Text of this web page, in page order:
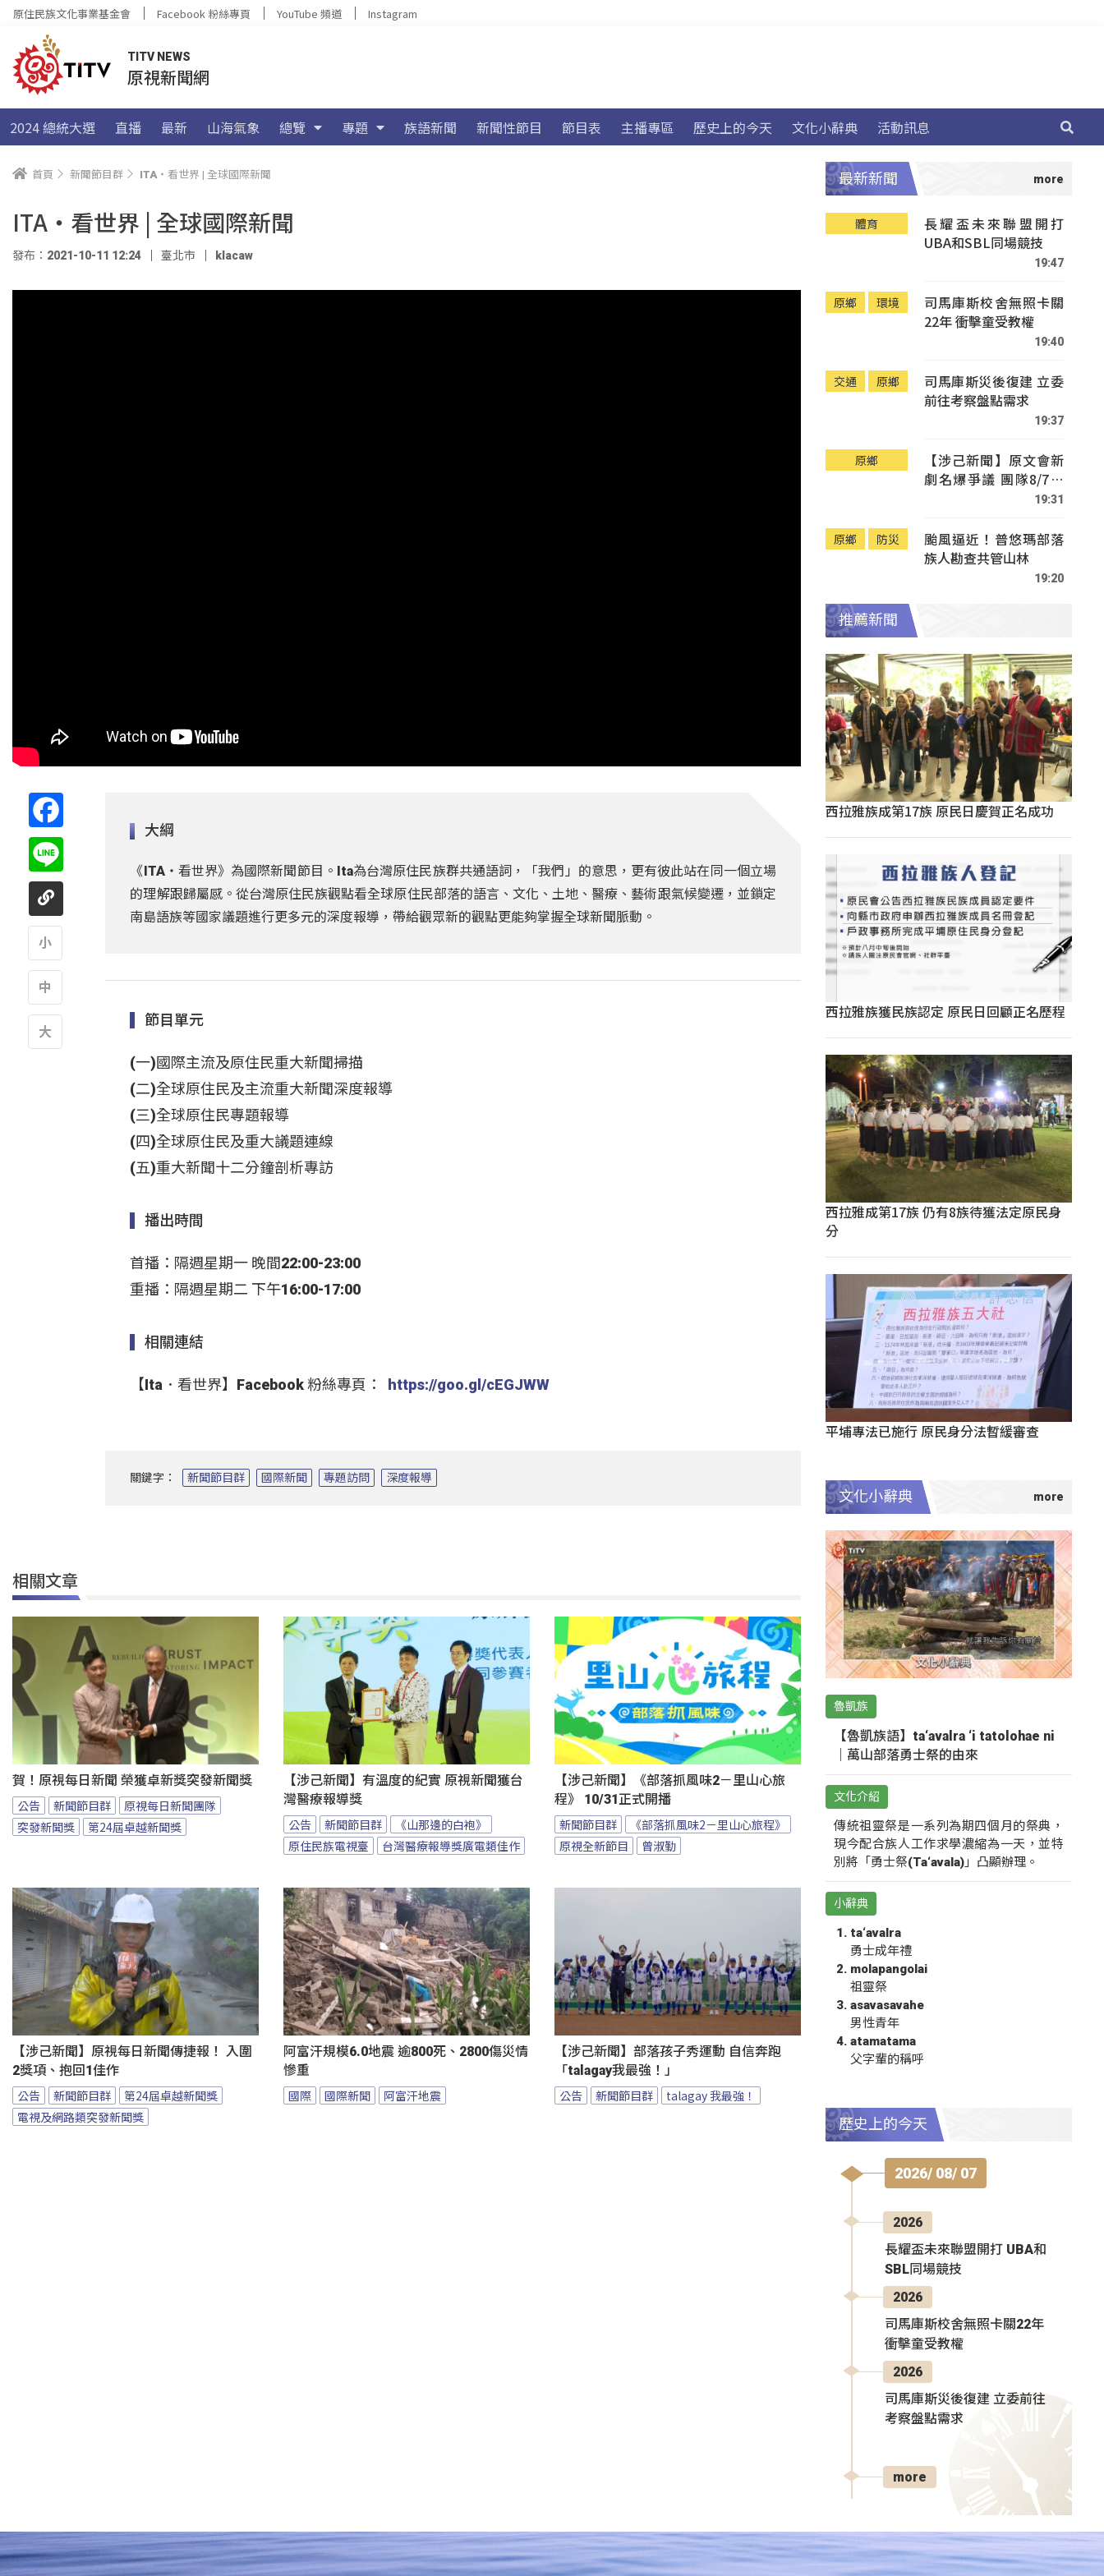
原住民族文化事業基金會 Facebook 粉絲專頁 YouTube 頻道 Instagram
TITV NEWS
原視新聞網
2024 總統大選 直播 最新 山海氣象 總覽 專題 族語新聞 新聞性節目 節目表 主播專區 歷史上的今天 文化小辭典 活動訊息
首頁 新聞節目群 ITA・看世界 | 全球國際新聞
ITA・看世界 | 全球國際新聞
發布：2021-10-11 12:24 臺北市 klacaw
大綱
《ITA・看世界》為國際新聞節目。Ita為台灣原住民族群共通語詞，「我們」的意思，更有彼此站在同一個立場
的理解跟歸屬感。從台灣原住民族觀點看全球原住民部落的語言、文化、土地、醫療、藝術跟氣候變遷，並鎖定
南島語族等國家議題進行更多元的深度報導，帶給觀眾新的觀點更能夠掌握全球新聞脈動。
節目單元
(一)國際主流及原住民重大新聞掃描
(二)全球原住民及主流重大新聞深度報導
(三)全球原住民專題報導
(四)全球原住民及重大議題連線
(五)重大新聞十二分鐘剖析專訪
播出時間
首播：隔週星期一 晚間22:00-23:00
重播：隔週星期二 下午16:00-17:00
相關連結
【Ita．看世界】Facebook 粉絲專頁： https://goo.gl/cEGJWW
關鍵字： 新聞節目群 國際新聞 專題訪問 深度報導
相關文章
賀！原視每日新聞 榮獲卓新獎突發新聞獎
公告 新聞節目群
原視每日新聞團隊
突發新聞獎
第24屆卓越新聞獎
【涉己新聞】有溫度的紀實 原視新聞獲台
灣醫療報導獎
公告 新聞節目群
《山那邊的白袍》
原住民族電視臺
台灣醫療報導獎廣電類佳作
【涉己新聞】《部落抓風味2－里山心旅
程》 10/31正式開播
新聞節目群
《部落抓風味2－里山心旅程》
原視全新節目
曾淑勤
【涉己新聞】原視每日新聞傳捷報！ 入圍
2獎項、抱回1佳作
公告 新聞節目群
第24屆卓越新聞獎
電視及網路類突發新聞獎
阿富汗規模6.0地震 逾800死、2800傷災情
慘重
國際 國際新聞 阿富汗地震
【涉己新聞】部落孩子秀運動 自信奔跑
「talagay我最強！」
公告 新聞節目群 talagay 我最強！
最新新聞
體育
長耀盃未來聯盟開打
UBA和SBL同場競技
19:47
原鄉 環境
司馬庫斯校舍無照卡關
22年 衝擊童受教權
19:40
交通 原鄉
司馬庫斯災後復建 立委
前往考察盤點需求
19:37
原鄉
【涉己新聞】原文會新
劇名爆爭議 團隊8/7赴
19:31
原鄉 防災
颱風逼近！普悠瑪部落
族人勘查共管山林
19:20
推薦新聞
西拉雅族成第17族 原民日慶賀正名成功
西拉雅族獲民族認定 原民日回顧正名歷程
西拉雅成第17族 仍有8族待獲法定原民身
分
平埔專法已施行 原民身分法暫緩審查
文化小辭典
魯凱族
【魯凱族語】ta‘avalra ‘i tatolohae ni
｜萬山部落勇士祭的由來
文化介紹
傳統祖靈祭是一系列為期四個月的祭典，
現今配合族人工作求學濃縮為一天，並特
別將「勇士祭(Ta‘avala)」凸顯辦理。
小辭典
ta‘avalra
勇士成年禮
molapangolai
祖靈祭
asavasavahe
男性青年
atamatama
父字輩的稱呼
歷史上的今天
2026/ 08/ 07
2026
長耀盃未來聯盟開打 UBA和
SBL同場競技
2026
司馬庫斯校舍無照卡關22年
衝擊童受教權
2026
司馬庫斯災後復建 立委前往
考察盤點需求
more